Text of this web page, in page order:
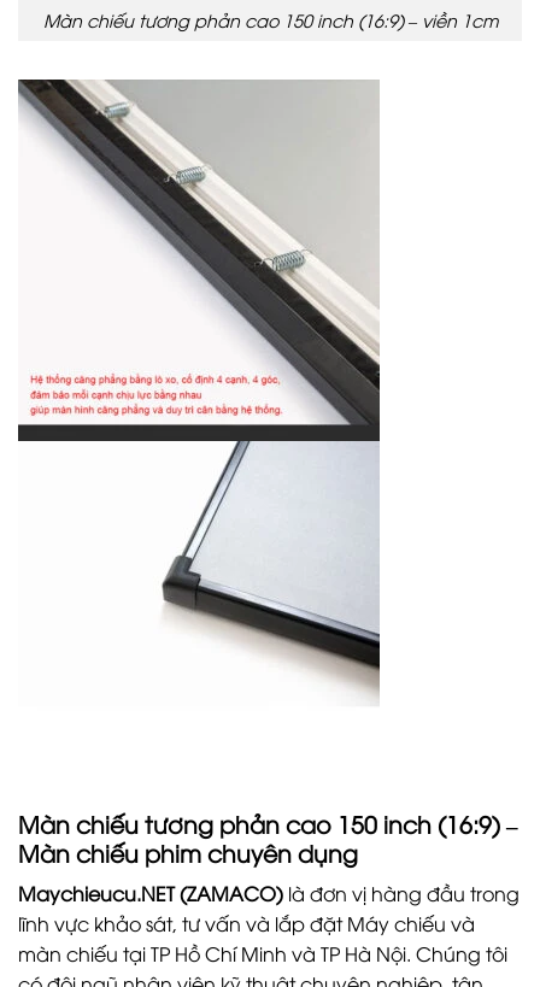
Màn chiếu tương phản cao 150 inch (16:9) – viền 1cm
Màn chiếu tương phản cao 150 inch (16:9) –
Màn chiếu phim chuyên dụng
Maychieucu.NET (ZAMACO) là đơn vị hàng đầu trong
lĩnh vực khảo sát, tư vấn và lắp đặt Máy chiếu và
màn chiếu tại TP Hồ Chí Minh và TP Hà Nội. Chúng tôi